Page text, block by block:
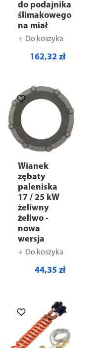
do podajnika
ślimakowego
na miał
Do koszyka
162,32 zł
Wianek
zębaty
paleniska
17 / 25 kW
żeliwny
żeliwo -
nowa
wersja
Do koszyka
44,35 zł